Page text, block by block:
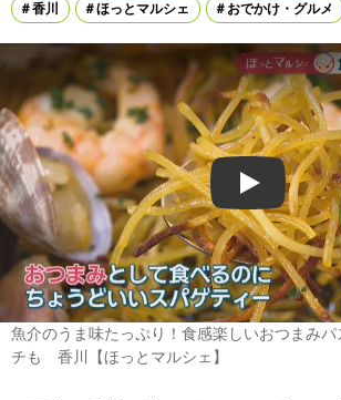
香川
ほっとマルシェ おでかけ・グルメ
Play
魚介のうま味たっぷり！食感楽しいおつまみ
チも 香川【ほっとマルシェ】